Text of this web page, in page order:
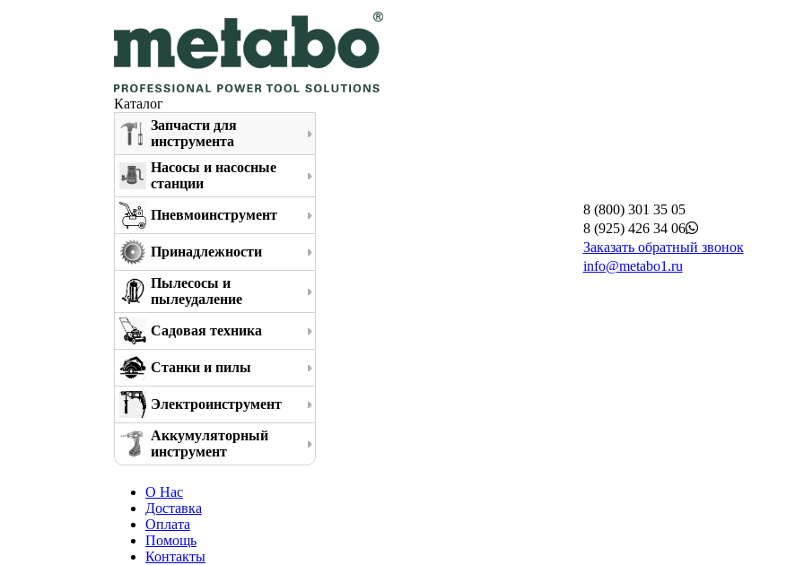
Каталог
Запчасти для
инструмента
Насосы и насосные
станции
Пневмоинструмент
Принадлежности
Пылесосы и
пылеудаление
Садовая техника
Станки и пилы
Электроинструмент
Аккумуляторный
инструмент
8 (800) 301 35 05
8 (925) 426 34 06
Заказать обратный звонок
info@metabo1.ru
О Нас
Доставка
Оплата
Помощь
Контакты